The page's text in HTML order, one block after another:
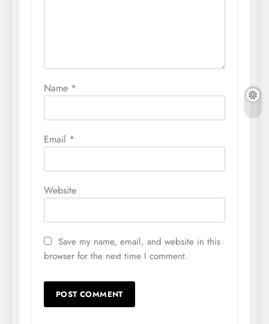
Name *
Email *
Website
Save my name, email, and website in this
browser for the next time I comment.